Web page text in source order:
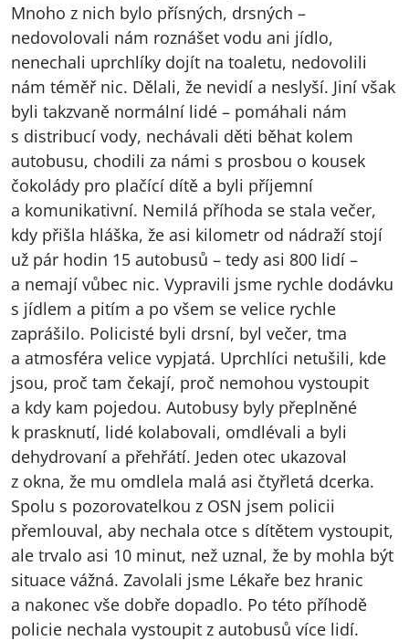
Mnoho z nich bylo přísných, drsných –
nedovolovali nám roznášet vodu ani jídlo,
nenechali uprchlíky dojít na toaletu, nedovolili
nám téměř nic. Dělali, že nevidí a neslyší. Jiní však
byli takzvaně normální lidé – pomáhali nám
s distribucí vody, nechávali děti běhat kolem
autobusu, chodili za námi s prosbou o kousek
čokolády pro plačící dítě a byli příjemní
a komunikativní. Nemilá příhoda se stala večer,
kdy přišla hláška, že asi kilometr od nádraží stojí
už pár hodin 15 autobusů – tedy asi 800 lidí –
a nemají vůbec nic. Vypravili jsme rychle dodávku
s jídlem a pitím a po všem se velice rychle
zaprášilo. Policisté byli drsní, byl večer, tma
a atmosféra velice vypjatá. Uprchlíci netušili, kde
jsou, proč tam čekají, proč nemohou vystoupit
a kdy kam pojedou. Autobusy byly přeplněné
k prasknutí, lidé kolabovali, omdlévali a byli
dehydrovaní a přehřátí. Jeden otec ukazoval
z okna, že mu omdlela malá asi čtyřletá dcerka.
Spolu s pozorovatelkou z OSN jsem policii
přemlouval, aby nechala otce s dítětem vystoupit,
ale trvalo asi 10 minut, než uznal, že by mohla být
situace vážná. Zavolali jsme Lékaře bez hranic
a nakonec vše dobře dopadlo. Po této příhodě
policie nechala vystoupit z autobusů více lidí.